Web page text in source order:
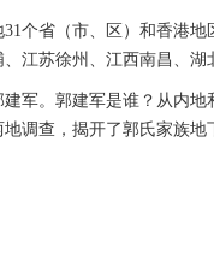
个省（市、区）和香港
江苏徐州、江西南昌、
军。郭建军是谁？从内
调查，揭开了郭氏家族地